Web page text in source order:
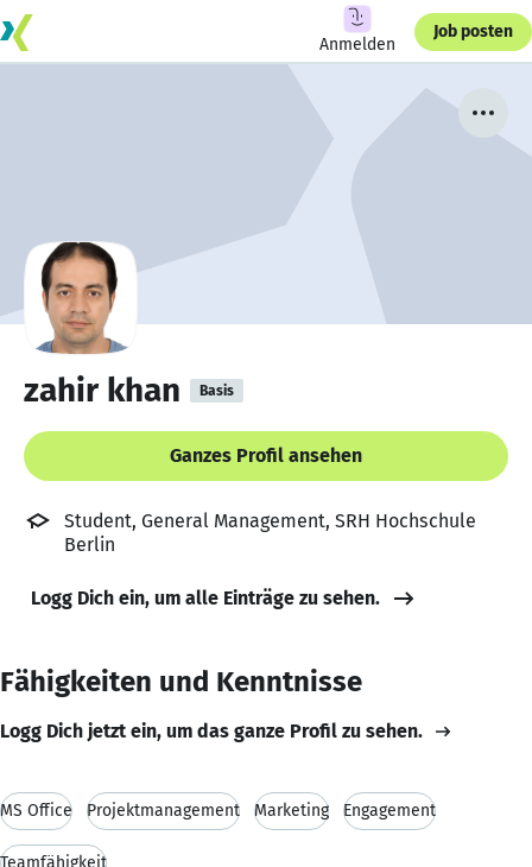
Anmelden
Job posten
zahir khan Basis
Ganzes Profil ansehen
Student, General Management, SRH Hochschule
Berlin
Logg Dich ein, um alle Einträge zu sehen.
Fähigkeiten und Kenntnisse
Logg Dich jetzt ein, um das ganze Profil zu sehen.
MS Office Projektmanagement Marketing Engagement
Teamfähigkeit